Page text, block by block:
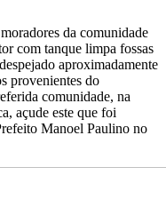
da comunidade
com tanque limpa fossas
aproximadamente
provenientes do
comunidade, na
açude este que foi
Manoel Paulino no